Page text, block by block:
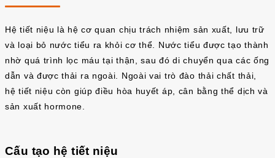
Hệ tiết niệu là hệ cơ quan chịu trách nhiệm sản xuất, lưu trữ
và loại bỏ nước tiểu ra khỏi cơ thể. Nước tiểu được tạo thành
nhờ quá trình lọc máu tại thận, sau đó di chuyển qua các ống
dẫn và được thải ra ngoài. Ngoài vai trò đào thải chất thải,
hệ tiết niệu còn giúp điều hòa huyết áp, cân bằng thể dịch và
sản xuất hormone.
Cấu tạo hệ tiết niệu